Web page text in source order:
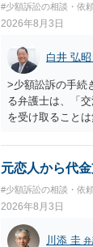
との取引関係や
ものではありま
手続を履行され
#少額訴訟の相談・依頼
2026年8月3日
白井 弘昭
>少額訟訴の手続
る弁護士は、「
を受け取ること
合も）、裁判所
志が明らかにな
０万円の請求で
本人を示す事実
す。 以上、ご参考
元恋人から代
#少額訴訟の相談・依頼
2026年8月3日
川添 圭